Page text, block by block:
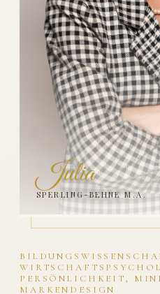
PERSÖNLICHKEIT,
MARKENDESIGN
Julia
SPERLING-BEHNE M.A.